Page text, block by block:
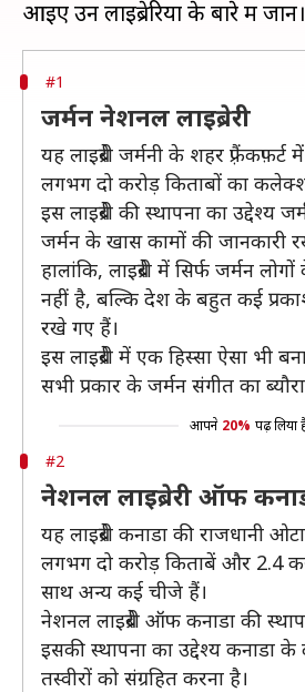
#1
जर्मन नेशनल लाइब्रेरी
यह लाइब्रेरी जर्मनी के शहर फ़्रैंकफ़र्ट
लगभग दो करोड़ किताबों का
इस लाइब्रेरी की स्थापना का
जर्मन के खास कामों की जानकारी
हालांकि, लाइब्रेरी में सिर्फ जर्मन
नहीं है, बल्कि देश के बहुत कई
रखे गए हैं।
इस लाइब्रेरी में एक हिस्सा ऐसा भी
सभी प्रकार के जर्मन संगीत का
आपने 20% पढ़ लिया
#2
नेशनल लाइब्रेरी ऑफ
यह लाइब्रेरी कनाडा की राजधानी
लगभग दो करोड़ किताबें और 2.4
साथ अन्य कई चीजे हैं।
नेशनल लाइब्रेरी ऑफ कनाडा की
इसकी स्थापना का उद्देश्य कनाडा के
तस्वीरों को संग्रहित करना है।